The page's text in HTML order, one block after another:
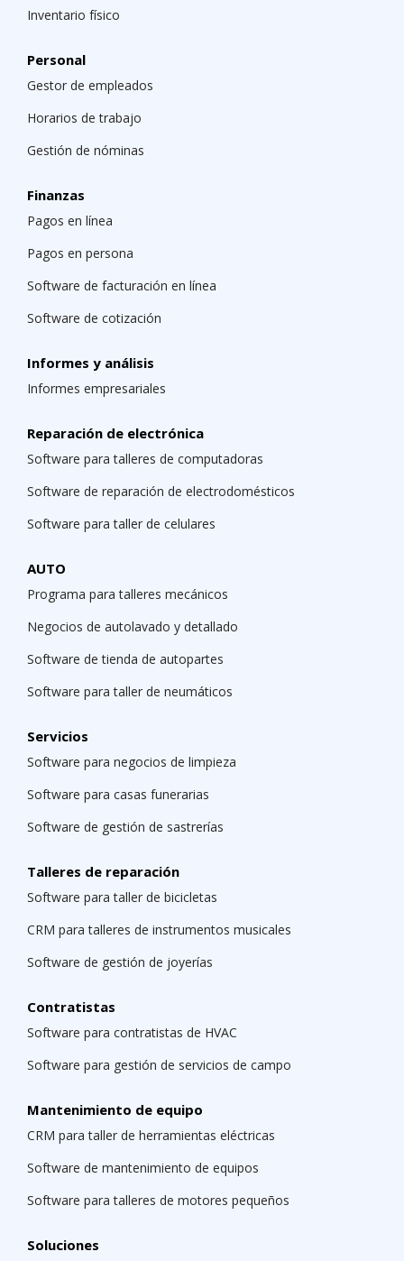
Inventario físico
Personal
Gestor de empleados
Horarios de trabajo
Gestión de nóminas
Finanzas
Pagos en línea
Pagos en persona
Software de facturación en línea
Software de cotización
Informes y análisis
Informes empresariales
Reparación de electrónica
Software para talleres de computadoras
Software de reparación de electrodomésticos
Software para taller de celulares
AUTO
Programa para talleres mecánicos
Negocios de autolavado y detallado
Software de tienda de autopartes
Software para taller de neumáticos
Servicios
Software para negocios de limpieza
Software para casas funerarias
Software de gestión de sastrerías
Talleres de reparación
Software para taller de bicicletas
CRM para talleres de instrumentos musicales
Software de gestión de joyerías
Contratistas
Software para contratistas de HVAC
Software para gestión de servicios de campo
Mantenimiento de equipo
CRM para taller de herramientas eléctricas
Software de mantenimiento de equipos
Software para talleres de motores pequeños
Soluciones